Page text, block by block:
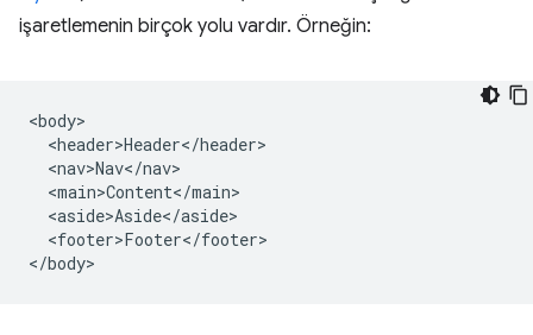
işaretlemenin birçok yolu vardır. Örneğin:
<body>
  <header>Header</header>
  <nav>Nav</nav>
  <main>Content</main>
  <aside>Aside</aside>
  <footer>Footer</footer>